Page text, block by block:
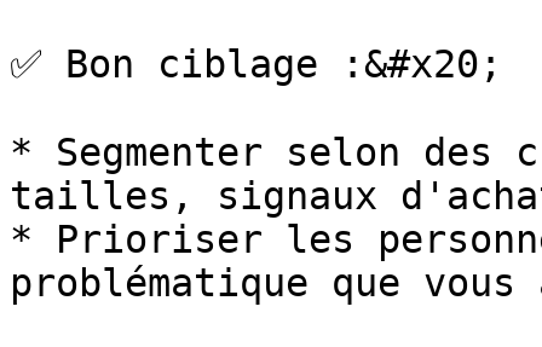
✅ Bon ciblage :&#x20;
* Segmenter selon
tailles, signaux
* Prioriser les
problématique que vous